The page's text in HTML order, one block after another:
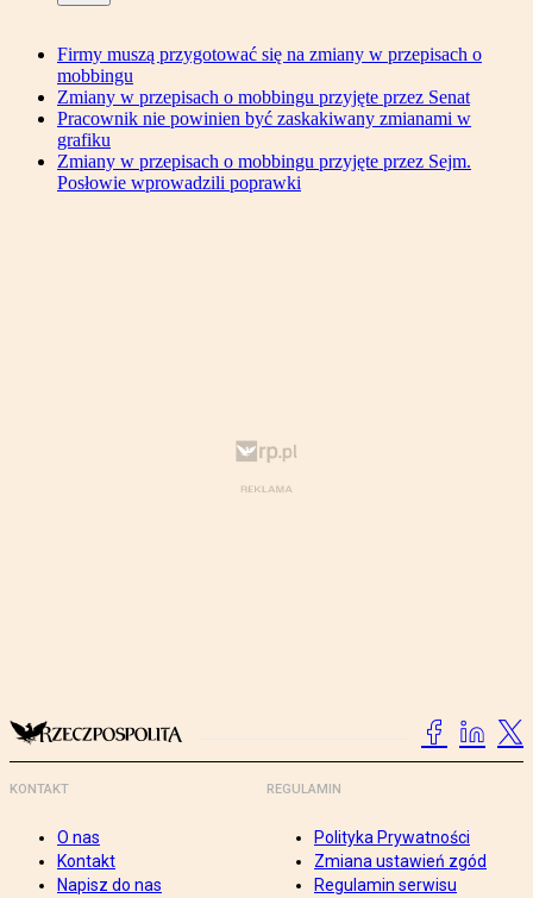
Firmy muszą przygotować się na zmiany w przepisach o
mobbingu
Zmiany w przepisach o mobbingu przyjęte przez Senat
Pracownik nie powinien być zaskakiwany zmianami w
grafiku
Zmiany w przepisach o mobbingu przyjęte przez Sejm.
Posłowie wprowadzili poprawki
KONTAKT
O nas
Kontakt
Napisz do nas
REGULAMIN
Polityka Prywatności
Zmiana ustawień zgód
Regulamin serwisu